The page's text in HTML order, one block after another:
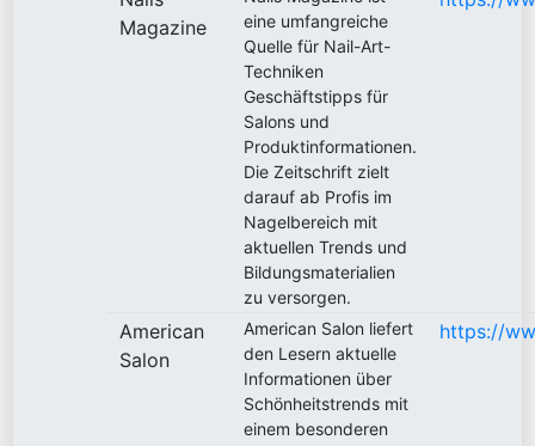
Magazine
eine umfangreiche
Quelle für Nail-Art-
Techniken
Geschäftstipps für
Salons und
Produktinformationen.
Die Zeitschrift zielt
darauf ab Profis im
Nagelbereich mit
aktuellen Trends und
Bildungsmaterialien
zu versorgen.
American
Salon
American Salon liefert
den Lesern aktuelle
Informationen über
Schönheitstrends mit
einem besonderen
https://